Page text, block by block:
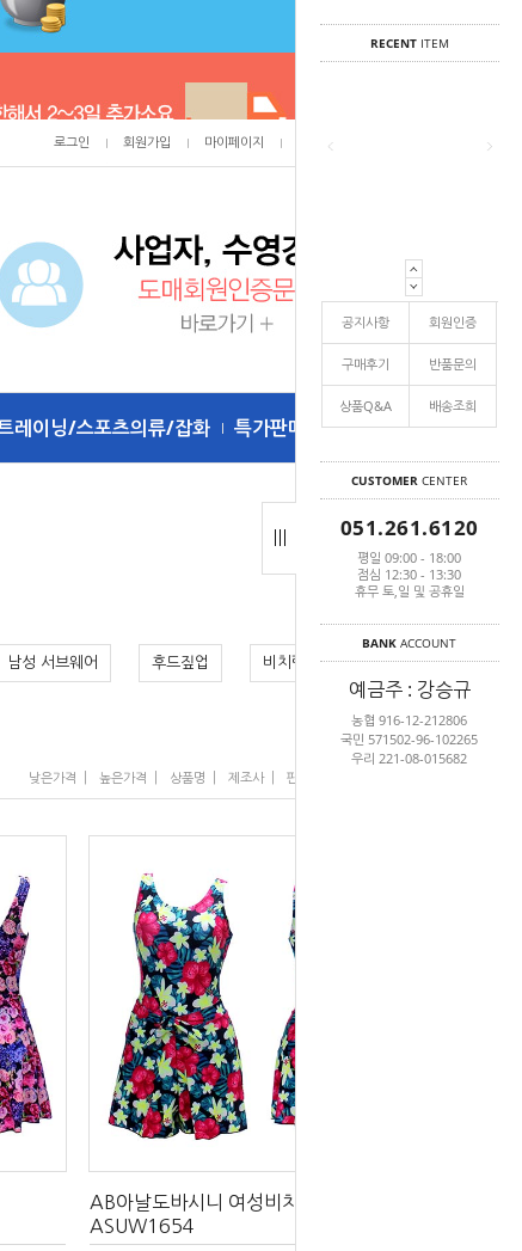
RECENTITEM
공지사항 회원인증
구매후기 반품문의
상품Q&A 배송조희
CUSTOMER CENTER
051.261.6120
평일 09:00 - 18:00
점심 12:30 - 13:30
휴무 토,일 및 공휴일
BANK ACCOUNT
예금주 : 강승규
농협 916-12-212806
국민 571502-96-102265
우리 221-08-015682
로그인 회원가입 마이페이지
레이닝/스포츠의류/잡화 특가판매
래쉬가드/비치
남성 서브웨어 후드짚업 비치랩반바지(2)
낮은가격 높은가격 상품명 제조사| 판매순위
AB아날도바시니 여성비치수영복
ASUW1654